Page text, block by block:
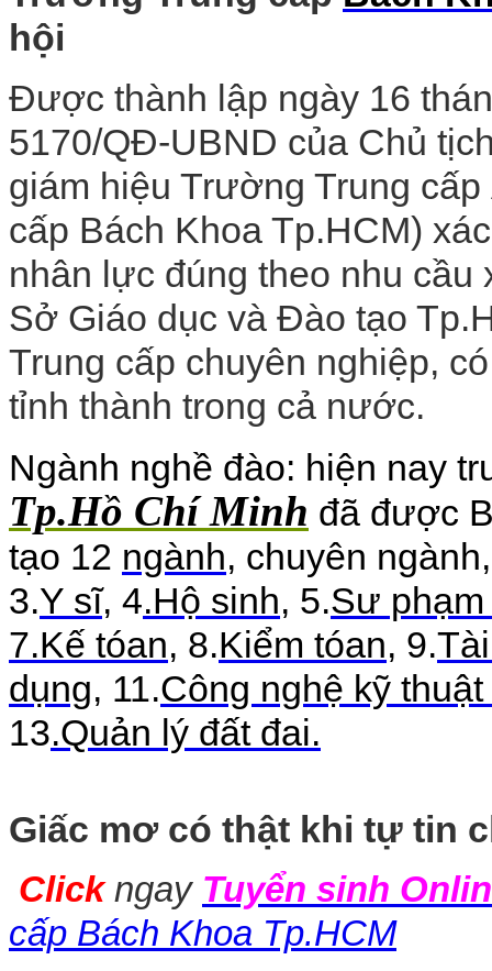
hội
Được thành lập ngày 16
5170/QĐ-UBND của Chủ
giám hiệu Trường Trung
cấp Bách Khoa Tp.HCM)
nhân lực đúng theo nhu
Sở Giáo dục và Đào tạo
Trung cấp chuyên nghiệp,
tỉnh thành trong cả nước.
Ngành nghề đào: hiện nay
Tp.Hồ Chí Minh đã được
tạo 12 ngành, chuyên
3.Y sĩ, 4.Hộ sinh, 5.Sư
7.Kế tóan, 8.Kiểm tóan, 9.
dụng, 11.Công nghệ kỹ
13.Quản lý đất đai.
Giấc mơ có thật khi tự tin
Click ngay Tuyển sinh
cấp Bách Khoa Tp.HCM